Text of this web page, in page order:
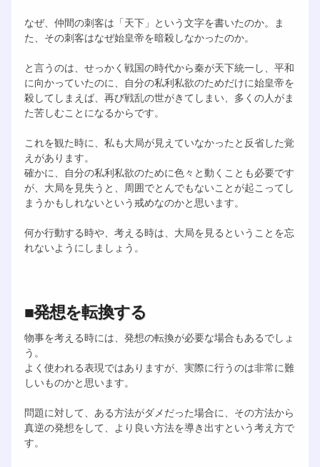
なぜ、仲間の刺客は「天下」という文字を書いたのか。ま
た、その刺客はなぜ始皇帝を暗殺しなかったのか。
と言うのは、せっかく戦国の時代から秦が天下統一し、平和
に向かっていたのに、自分の私利私欲のためだけに始皇帝を
殺してしまえば、再び戦乱の世がきてしまい、多くの人がま
た苦しむことになるからです。
これを観た時に、私も大局が見えていなかったと反省した覚
えがあります。
確かに、自分の私利私欲のために色々と動くことも必要です
が、大局を見失うと、周囲でとんでもないことが起こってし
まうかもしれないという戒めなのかと思います。
何か行動する時や、考える時は、大局を見るということを忘
れないようにしましょう。
■発想を転換する
物事を考える時には、発想の転換が必要な場合もあるでしょ
う。
よく使われる表現ではありますが、実際に行うのは非常に難
しいものかと思います。
問題に対して、ある方法がダメだった場合に、その方法から
真逆の発想をして、より良い方法を導き出すという考え方で
す。